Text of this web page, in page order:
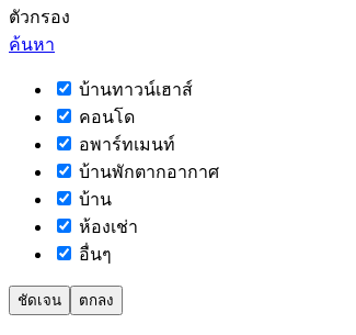
ตัวกรอง
ค้นหา
บ้านทาวน์เฮาส์
คอนโด
อพาร์ทเมนท์
บ้านพักตากอากาศ
บ้าน
ห้องเช่า
อื่นๆ
ชัดเจน ตกลง